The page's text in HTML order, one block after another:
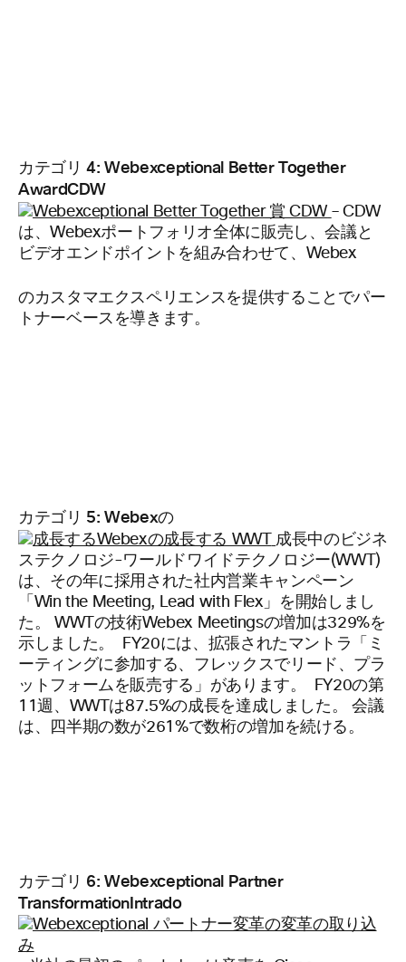
カテゴリ 4: Webexceptional Better Together
AwardCDW
– CDW
は、Webexポートフォリオ全体に販売し、会議と
ビデオエンドポイントを組み合わせて、Webex
のカスタマエクスペリエンスを提供することでパー
トナーベースを導きます。
カテゴリ 5: Webexの
成長中のビジネ
ステクノロジ-ワールドワイドテクノロジー(WWT)
は、その年に採用された社内営業キャンペーン
「Win the Meeting, Lead with Flex」を開始しまし
た。 WWTの技術Webex Meetingsの増加は329%を
示しました。 FY20には、拡張されたマントラ「ミ
ーティングに参加する、フレックスでリード、プラ
ットフォームを販売する」があります。 FY20の第
11週、WWTは87.5%の成長を達成しました。 会議
は、四半期の数が261%で数桁の増加を続ける。
カテゴリ 6: Webexceptional Partner
TransformationIntrado